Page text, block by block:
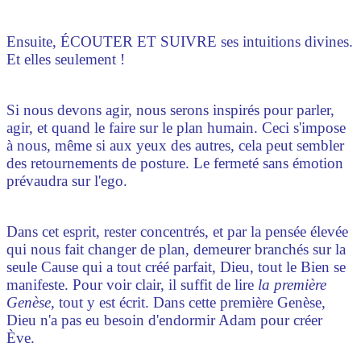
Ensuite, ÉCOUTER ET SUIVRE ses intuitions divines.
Et elles seulement !
Si nous devons agir, nous serons inspirés pour parler,
agir, et quand le faire sur le plan humain. Ceci s'impose
à nous, même si aux yeux des autres, cela peut sembler
des retournements de posture. Le fermeté sans émotion
prévaudra sur l'ego.
Dans cet esprit, rester concentrés, et par la pensée élevée
qui nous fait changer de plan, demeurer branchés sur la
seule Cause qui a tout créé parfait, Dieu, tout le Bien se
manifeste. Pour voir clair, il suffit de lire la première
Genèse, tout y est écrit. Dans cette première Genèse,
Dieu n'a pas eu besoin d'endormir Adam pour créer
Ève.